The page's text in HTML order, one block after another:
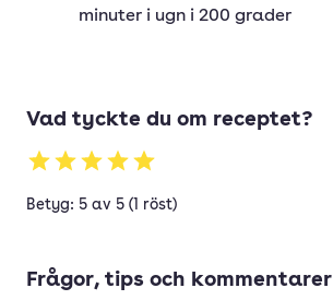
minuter i ugn i 200 grader
Vad tyckte du om receptet?
Betyg: 5 av 5 (1 röst)
Frågor, tips och kommentarer